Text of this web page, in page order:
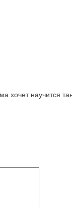
хочет научится